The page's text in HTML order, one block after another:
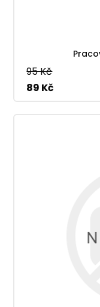
95 Kč
89 Kč